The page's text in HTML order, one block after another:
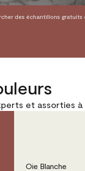
des échantillons gratuits
et assorties à
Oie Blanche